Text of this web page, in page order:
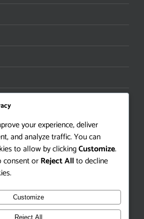
5 km 34
| Uruguay
your experience, deliver
and analyze traffic. You can
to allow by clickingCustomize.
consent orReject Allto decline
Customize
Reject All